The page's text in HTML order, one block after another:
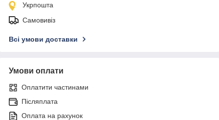
Укрпошта
Самовивіз
Всі умови доставки
Умови оплати
Оплатити частинами
Післяплата
Оплата на рахунок